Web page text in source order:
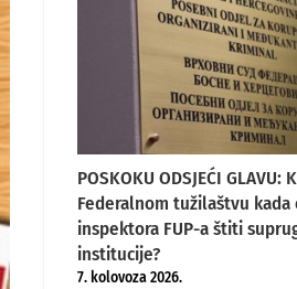
POSKOKU ODSJEĆI
Federalnom tužilaštvu kada
inspektora FUP-a štiti
institucije?
7. kolovoza 2026.